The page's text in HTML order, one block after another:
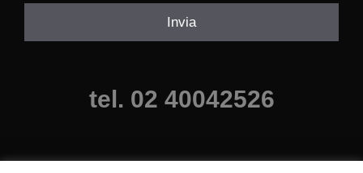
Invia
tel. 02 40042526